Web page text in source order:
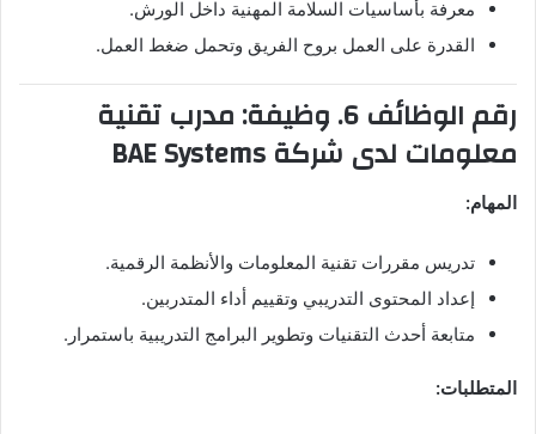
معرفة بأساسيات السلامة المهنية داخل الورش.
القدرة على العمل بروح الفريق وتحمل ضغط العمل.
رقم الوظائف 6. وظيفة: مدرب تقنية
معلومات لدى شركة BAE Systems
المهام:
تدريس مقررات تقنية المعلومات والأنظمة الرقمية.
إعداد المحتوى التدريبي وتقييم أداء المتدربين.
متابعة أحدث التقنيات وتطوير البرامج التدريبية باستمرار.
المتطلبات: